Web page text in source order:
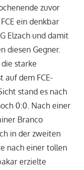
zuvor
ein denkbar
Elzach und damit
diesen Gegner.
starke
auf dem FCE-
stand es nach
0:0. Nach einer
Branco
in der zweiten
nach einer tollen
erzielte